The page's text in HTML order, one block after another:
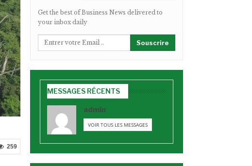
259
Get the best of Business News delivered to
your inbox daily
Souscrire
MESSAGES RÉCENTS
admin
VOIR TOUS LES MESSAGES